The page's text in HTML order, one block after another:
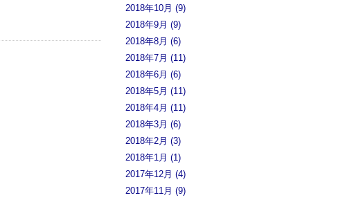
2018年10月 (9)
2018年9月 (9)
2018年8月 (6)
2018年7月 (11)
2018年6月 (6)
2018年5月 (11)
2018年4月 (11)
2018年3月 (6)
2018年2月 (3)
2018年1月 (1)
2017年12月 (4)
2017年11月 (9)